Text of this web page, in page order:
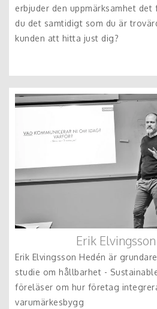
erbjuder den uppmärksamhet det
du det samtidigt som du är
kunden att hitta just dig?
Erik
Erik Elvingsson Hedén är
studie om hållbarhet -
föreläser om hur företag
varumärkesbygg